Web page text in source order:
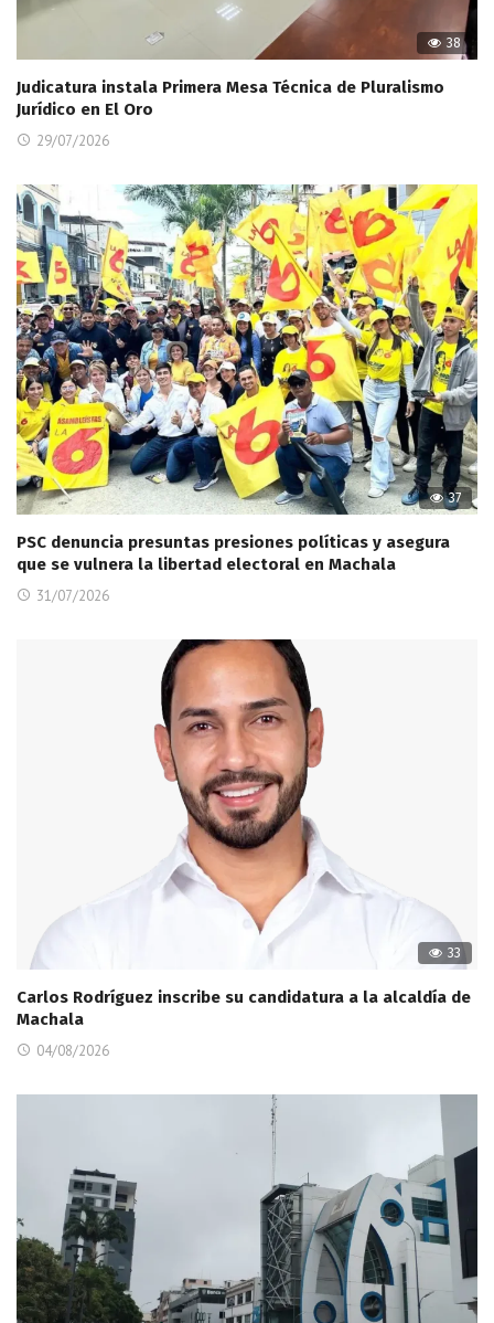
38
Judicatura instala Primera Mesa Técnica de Pluralismo
Jurídico en El Oro
29/07/2026
37
PSC denuncia presuntas presiones políticas y asegura
que se vulnera la libertad electoral en Machala
31/07/2026
33
Carlos Rodríguez inscribe su candidatura a la alcaldía de
Machala
04/08/2026